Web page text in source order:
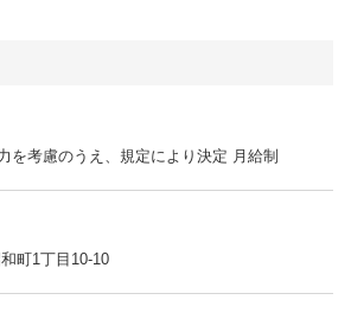
を考慮のうえ、規定により決定 月給制
町1丁目10-10